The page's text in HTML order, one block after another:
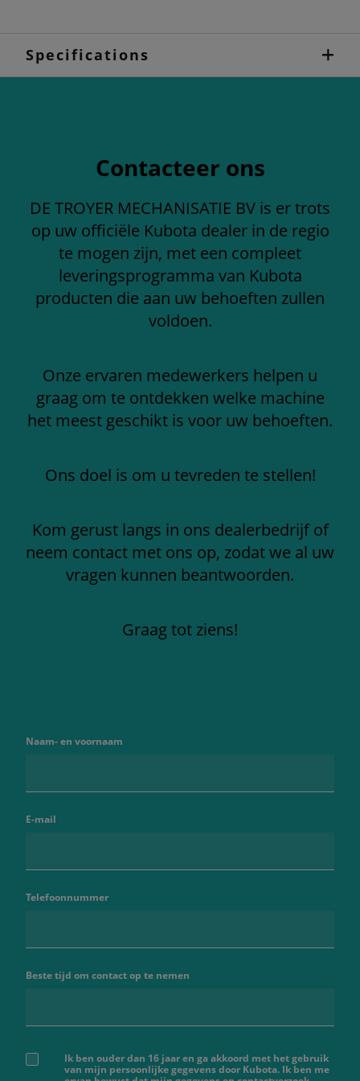
Specifications
Contacteer ons
DE TROYER MECHANISATIE BV is er trots
op uw officiële Kubota dealer in de regio
te mogen zijn, met een compleet
leveringsprogramma van Kubota
producten die aan uw behoeften zullen
voldoen.
Onze ervaren medewerkers helpen u
graag om te ontdekken welke machine
het meest geschikt is voor uw behoeften.
Ons doel is om u tevreden te stellen!
Kom gerust langs in ons dealerbedrijf of
neem contact met ons op, zodat we al uw
vragen kunnen beantwoorden.
Graag tot ziens!
Naam- en voornaam
E-mail
Telefoonnummer
Beste tijd om contact op te nemen
Ik ben ouder dan 16 jaar en ga akkoord met het gebruik
van mijn persoonlijke gegevens door Kubota. Ik ben me